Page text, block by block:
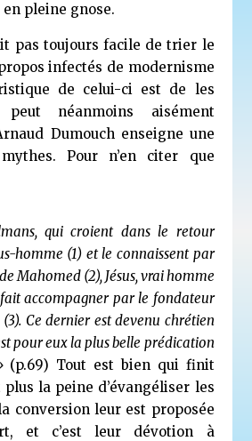
en pleine gnose.
pas toujours facile de trier le
infectés de modernisme
de celui-ci est de les
néanmoins aisément
Dumouch enseigne une
Pour n’en citer que
qui croient dans le retour
homme (1) et le connaissent par
Mahomed(2), Jésus, vrai homme
accompagner par le fondateur
(3). Ce dernier est devenu chrétien
pour eux la plus belle prédication
(p.69) Tout est bien qui finit
plus la peine d’évangéliser les
conversion leur est proposée
et c’est leur dévotion à